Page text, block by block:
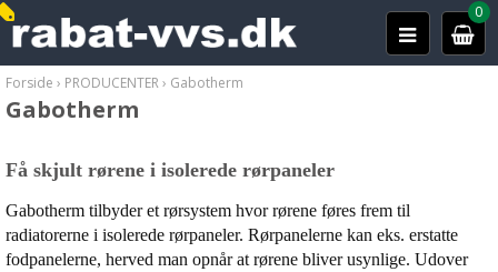
0
Forside › PRODUCENTER› Gabotherm
Gabotherm
Få skjult rørene i isolerede rørpaneler
Gabotherm tilbyder et rørsystem hvor rørene føres frem til
radiatorerne i isolerede rørpaneler. Rørpanelerne kan eks. erstatte
fodpanelerne, herved man opnår at rørene bliver usynlige. Udover